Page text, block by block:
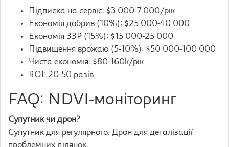
Підписка на сервіс: $3 000-7 000/рік
Економія добрив (10%): $25 000-40 000
Економія ЗЗР (15%): $15 000-25 000
Підвищення врожаю (5-10%): $50 000-100 000
Чиста економія: $80-160k/рік
ROI: 20-50 разів
FAQ: NDVI-моніторинг
Супутник чи дрон?
Супутник для регулярного. Дрон для деталізації